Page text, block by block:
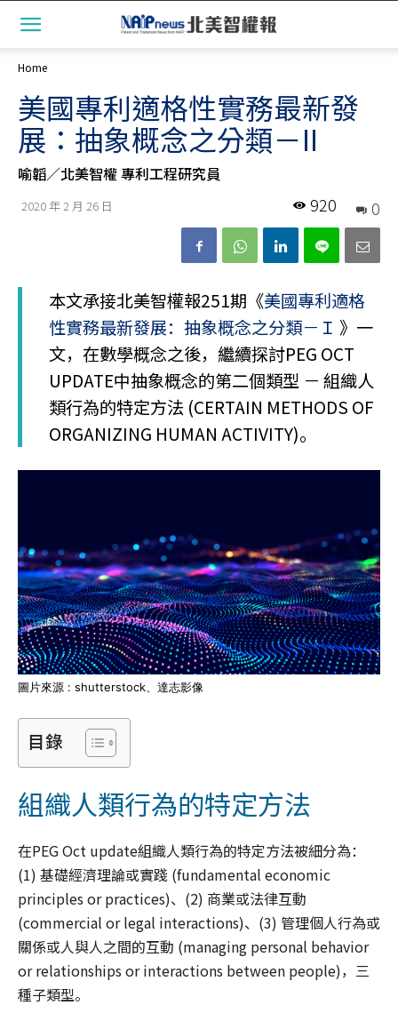
Home
美國專利適格性實務最新發
展：抽象概念之分類－II
喻韜／北美智權 專利工程研究員
2020 年 2 月 26 日 0
920
本文承接北美智權報251期《美國專利適格
性實務最新發展：抽象概念之分類－Ｉ 》一
文，在數學概念之後，繼續探討PEG OCT
UPDATE中抽象概念的第二個類型 － 組織人
類行為的特定方法 (CERTAIN METHODS OF
ORGANIZING HUMAN ACTIVITY)。
圖片來源 : shutterstock、達志影像
目錄
組織人類行為的特定方法
在PEG Oct update組織人類行為的特定方法被細分為：
(1) 基礎經濟理論或實踐 (fundamental economic
principles or practices)、(2) 商業或法律互動
(commercial or legal interactions)、(3) 管理個人行為或
關係或人與人之間的互動 (managing personal behavior
or relationships or interactions between people)，三
種子類型。